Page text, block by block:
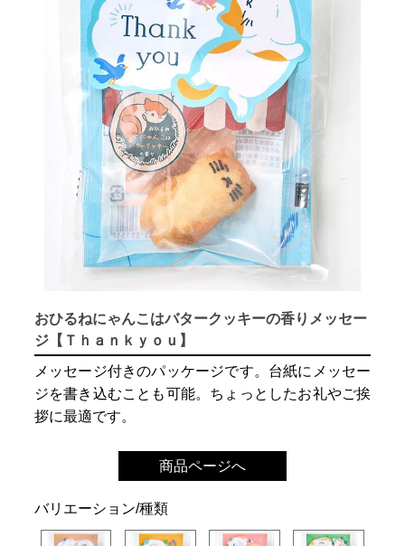
おひるねにゃんこはバタークッキーの香りメッセー
ジ【Ｔｈａｎｋｙｏｕ】
メッセージ付きのパッケージです。台紙にメッセー
ジを書き込むことも可能。ちょっとしたお礼やご挨
拶に最適です。
商品ページへ
バリエーション/種類